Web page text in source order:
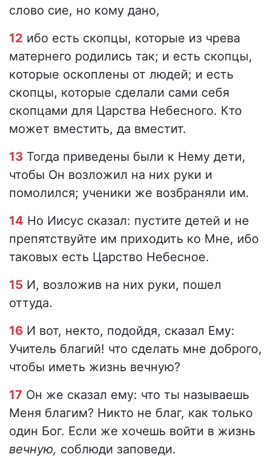
слово сие, но кому дано,
12 ибо есть скопцы, которые из чрева
матернего родились так; и есть скопцы,
которые оскоплены от людей; и есть
скопцы, которые сделали сами себя
скопцами для Царства Небесного. Кто
может вместить, да вместит.
13 Тогда приведены были к Нему дети,
чтобы Он возложил на них руки и
помолился; ученики же возбраняли им.
14 Но Иисус сказал: пустите детей и не
препятствуйте им приходить ко Мне, ибо
таковых есть Царство Небесное.
15 И, возложив на них руки, пошел
оттуда.
16 И вот, некто, подойдя, сказал Ему:
Учитель благий! что сделать мне доброго,
чтобы иметь жизнь вечную?
17 Он же сказал ему: что ты называешь
Меня благим? Никто не благ, как только
один Бог. Если же хочешь войти в жизнь
вечную, соблюди заповеди.